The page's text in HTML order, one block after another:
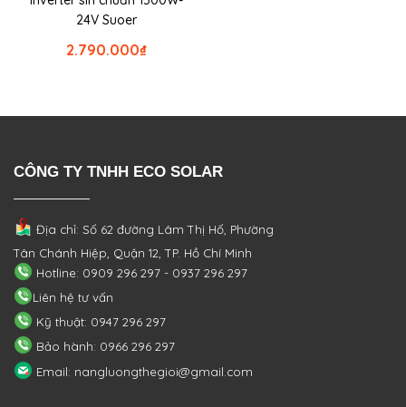
24V Suoer
₫
2.790.000
CÔNG TY TNHH ECO SOLAR
Địa chỉ: Số 62 đường Lâm Thị Hố, Phường
Tân Chánh Hiệp, Quận 12, TP. Hồ Chí Minh
Hotline: 0909 296 297 - 0937 296 297
Liên hệ tư vấn
Kỹ thuật: 0947 296 297
Bảo hành: 0966 296 297
Email: nangluongthegioi@gmail.com